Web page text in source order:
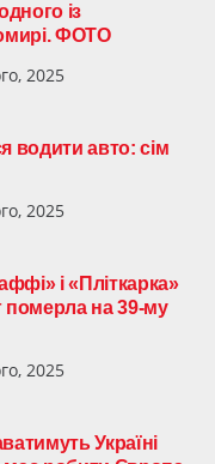
із
ФОТО
2025
водити авто: сім
2025
і «Пліткарка»
померла на 39-му
2025
Україні